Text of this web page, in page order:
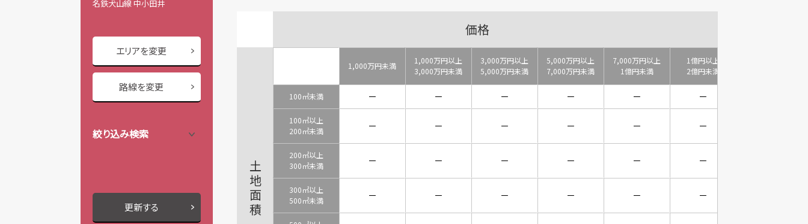
名鉄犬山線 中小田井
エリアを変更
路線を変更
絞り込み検索
更新する
価格
土地面積
1,000万円未満
1,000万円以上
3,000万円未満
3,000万円以上
5,000万円未満
5,000万円以上
7,000万円未満
7,000万円以上
1億円未満
1億円以上
2億円未満
100㎡未満 － － － － － －
100㎡以上
200㎡未満
－ － － － － －
200㎡以上
300㎡未満
－ － － － － －
300㎡以上
500㎡未満
－ － － － － －